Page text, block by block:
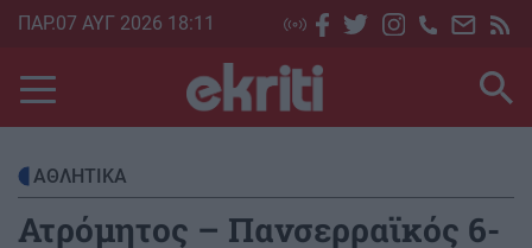
Skip
main
content
ΠΑΡ.07 ΑΥΓ 2026 18:11
ΑΘΛΗΤΙΚΑ
Ατρόμητος – Πανσερραϊκός 6-